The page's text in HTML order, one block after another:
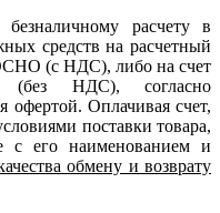
расчету в
средств на расчетный
(с НДС), либо на счет
НДС), согласно
офертой. Оплачивая счет,
поставки товара,
с его наименованием и
обмену и возврату